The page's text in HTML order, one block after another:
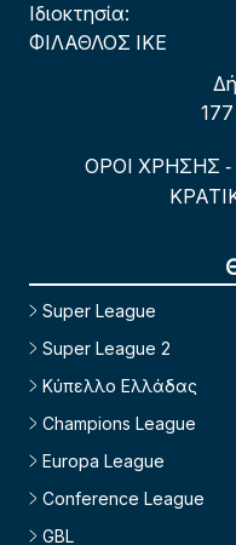
Ιδιοκτησία:
ΦΙΛΑΘΛΟΣ ΙΚΕ
ΟΡΟΙ ΧΡΗΣΗΣ -
Super League
Super League 2
Κύπελλο Ελλάδας
Champions League
Europa League
Conference League
GBL